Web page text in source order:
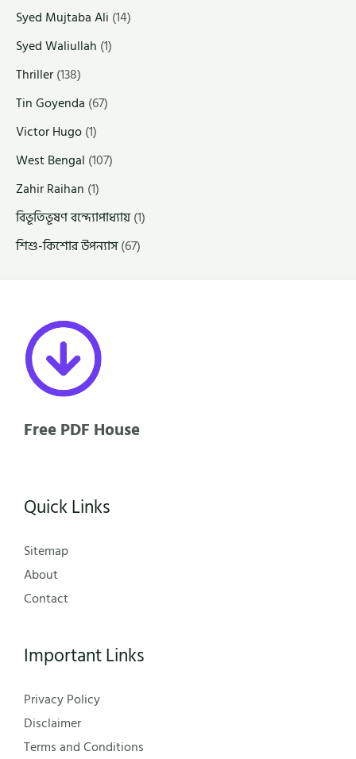
Syed Mujtaba Ali (14)
Syed Waliullah (1)
Thriller(138)
Tin Goyenda (67)
Victor Hugo(1)
West Bengal (107)
Zahir Raihan (1)
বিভূতিভূষণ বন্দ্যোপাধ্যায়(1)
শিশু-কিশোর উপন্যাস(67)
Free PDF House
Quick Links
Sitemap
About
Contact
Important Links
Privacy Policy
Disclaimer
Terms and Conditions